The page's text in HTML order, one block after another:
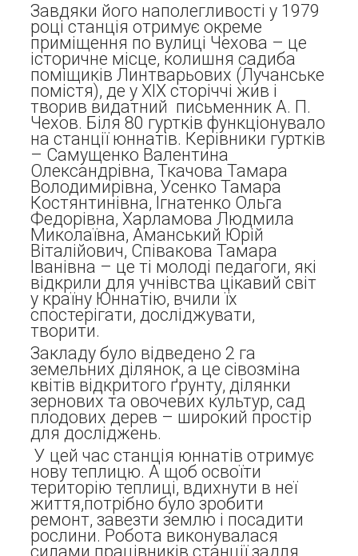
Завдяки його наполегливості у 1979
році станція отримує окреме
приміщення по вулиці Чехова – це
історичне місце, колишня садиба
поміщиків Линтварьових (Лучанське
помістя), де у ХІХ сторіччі жив і
творив видатний письменник А. П.
Чехов. Біля 80 гуртків функціонувало
на станції юннатів. Керівники гуртків
– Самущенко Валентина
Олександрівна, Ткачова Тамара
Володимирівна, Усенко Тамара
Костянтинівна, Ігнатенко Ольга
Федорівна, Харламова Людмила
Миколаївна, Аманський Юрій
Віталійович, Співакова Тамара
Іванівна – це ті молоді педагоги, які
відкрили для учнівства цікавий світ
у країну Юннатію, вчили їх
спостерігати, досліджувати,
творити.
Закладу було відведено 2 га
земельних ділянок, а це сівозміна
квітів відкритого ґрунту, ділянки
зернових та овочевих культур, сад
плодових дерев – широкий простір
для досліджень.
У цей час станція юннатів отримує
нову теплицю. А щоб освоїти
територію теплиці, вдихнути в неї
життя,потрібно було зробити
ремонт, завезти землю і посадити
рослини. Робота виконувалася
силами працівників станції задля